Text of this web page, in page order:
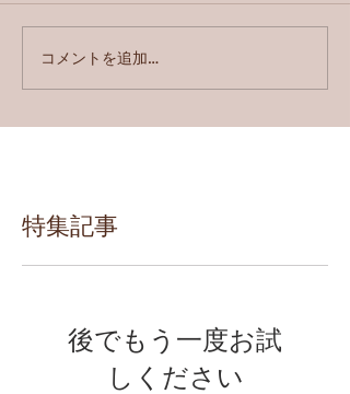
コメントを追加…
特集記事
後でもう一度お試
しください